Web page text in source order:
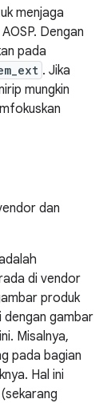
menjaga
Dengan
pada
. Jika
mungkin
dan
di vendor
produk
gambar
Misalnya,
pada bagian
Hal ini